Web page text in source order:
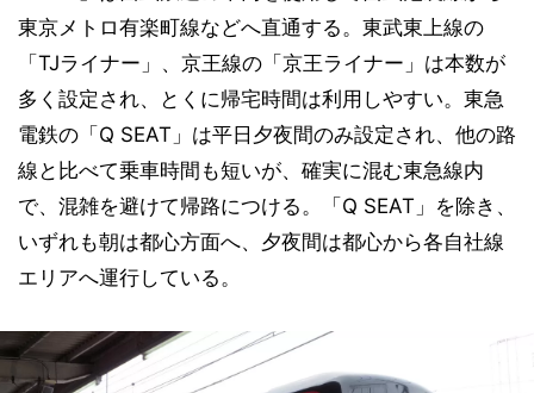
東京メトロ有楽町線などへ直通する。東武東上線の
「TJライナー」、京王線の「京王ライナー」は本数が
多く設定され、とくに帰宅時間は利用しやすい。東急
電鉄の「Q SEAT」は平日夕夜間のみ設定され、他の路
線と比べて乗車時間も短いが、確実に混む東急線内
で、混雑を避けて帰路につける。「Q SEAT」を除き、
いずれも朝は都心方面へ、夕夜間は都心から各自社線
エリアへ運行している。